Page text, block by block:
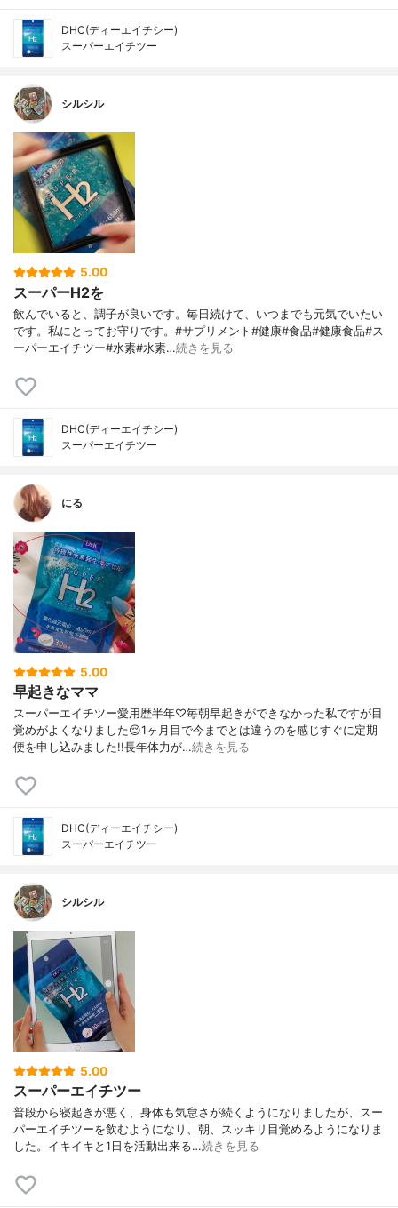
DHC(ディーエイチシー)
スーパーエイチツー
シルシル
5.00
スーパーH2を
飲んでいると、調子が良いです。毎日続けて、いつまでも元気でいたい
です。私にとってお守りです。#サプリメント#健康#食品#健康食品#ス
ーパーエイチツー#水素#水素…続きを見る
DHC(ディーエイチシー)
スーパーエイチツー
にる
5.00
早起きなママ
スーパーエイチツー愛用歴半年♡毎朝早起きができなかった私ですが目
覚めがよくなりました😌1ヶ月目で今までとは違うのを感じすぐに定期
便を申し込みました!!長年体力が…続きを見る
DHC(ディーエイチシー)
スーパーエイチツー
シルシル
5.00
スーパーエイチツー
普段から寝起きが悪く、身体も気怠さが続くようになりましたが、スー
パーエイチツーを飲むようになり、朝、スッキリ目覚めるようになりま
した。イキイキと1日を活動出来る…続きを見る